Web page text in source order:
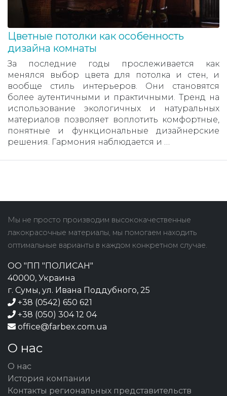
Цветные потолки как особенность
дизайна комнаты
За последние годы прослеживается как
менялся выбор цвета для потолка и стен, и
вообще стиль интерьеров. Они становятся
более аутентичными и практичными. Тренд на
использование экологичных и натуральных
материалов позволяет воплотить комфортные,
понятные и функциональные дизайнерские
решения. Гармония наблюдается и …
Мы не просто производим высококачественные
лакокрасочные материалы, мы помогаем находить
оптимальные варианты в каждом конкретном случае.
ОО "ПП "ПОЛИСАН"
40000, Украина
г. Сумы, ул. Ивана Поддубного, 25
+38 (0542) 650 621
+38 (050) 304 12 04
office@farbex.com.ua
О нас
О нас
История компании
Контакты региональных представительств